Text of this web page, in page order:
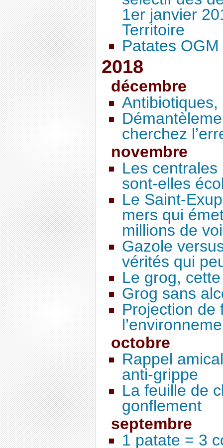
1er janvier
Territoire
Patates
2018
décembre
Antibiotiques,
cherchez
novembre
Les
sont-elles
Le Saint-
mers qui
millions de
Gazole
vérités qui
Le grog,
Grog sans
Projection de
octobre
Rappel
anti-grippe
La feuille de
gonflement
septembre
1 patate = 3